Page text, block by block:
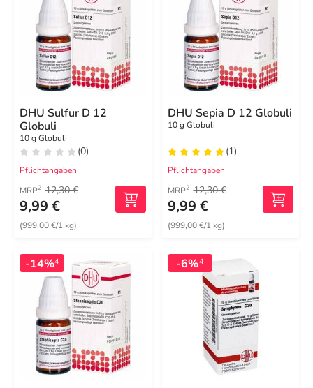
DHU Sulfur D 12
Globuli
10 g Globuli
(0)
Pflichtangaben
MRP2 12,30 €
9,99 €
(999,00 €/1 kg)
DHU Sepia D 12 Globuli
10 g Globuli
(1)
Pflichtangaben
MRP2 12,30 €
9,99 €
(999,00 €/1 kg)
-14%4 -6%4